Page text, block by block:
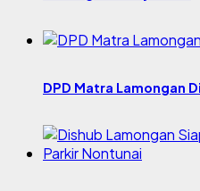
DPD Matra Lamongan